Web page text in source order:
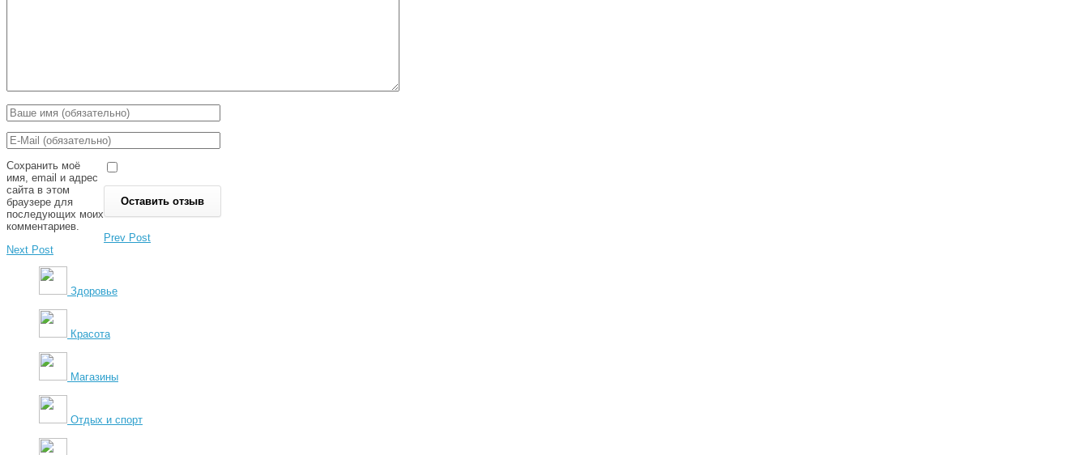
Сохранить моё
имя, email и адрес
сайта в этом
браузере для
последующих моих
комментариев.
Prev Post
Next Post
Здоровье
Красота
Магазины
Отдых и спорт